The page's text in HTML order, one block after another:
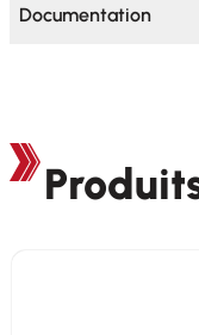
Documentation